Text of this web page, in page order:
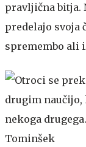
pravljična bitja.
predelajo svoja
spremembo ali